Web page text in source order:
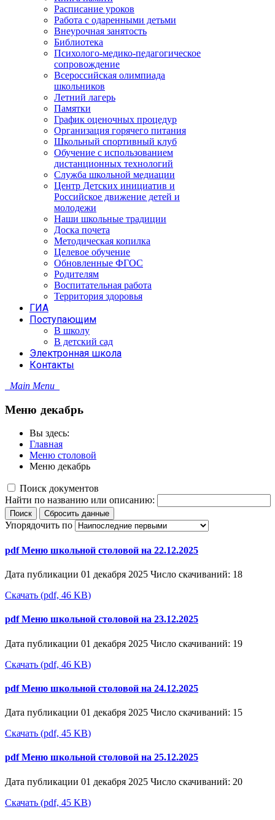
Расписание уроков
Работа с одаренными детьми
Внеурочная занятость
Библиотека
Психолого-медико-педагогическое
сопровождение
Всероссийская олимпиада
школьников
Летний лагерь
Памятки
График оценочных процедур
Организация горячего питания
Школьный спортивный клуб
Обучение с использованием
дистанционных технологий
Служба школьной медиации
Центр Детских инициатив и
Российское движение детей и
молодежи
Наши школьные традиции
Доска почета
Методическая копилка
Целевое обучение
Обновленные ФГОС
Родителям
Воспитательная работа
Территория здоровья
ГИА
Поступающим
В школу
В детский сад
Электронная школа
Контакты
Main Menu
Меню декабрь
Вы здесь:
Главная
Меню столовой
Меню декабрь
Поиск документов
Найти по названию или описанию:
Поиск Сбросить данные
Упорядочить по
pdf Меню школьной столовой на 22.12.2025
Дата публикации 01 декабря 2025 Число скачиваний: 18
Скачать (pdf, 46 KB)
pdf Меню школьной столовой на 23.12.2025
Дата публикации 01 декабря 2025 Число скачиваний: 19
Скачать (pdf, 46 KB)
pdf Меню школьной столовой на 24.12.2025
Дата публикации 01 декабря 2025 Число скачиваний: 15
Скачать (pdf, 45 KB)
pdf Меню школьной столовой на 25.12.2025
Дата публикации 01 декабря 2025 Число скачиваний: 20
Скачать (pdf, 45 KB)